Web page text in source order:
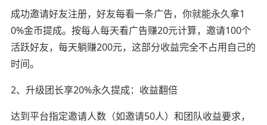
成功邀请好友注册，好友每看一条广告，你就能永久拿1
0%金币提成。按每人每天看广告赚20元计算，邀请100个
活跃好友，每天躺赚200元，这部分收益完全不占用自己的
时间。
2、升级团长享20%永久提成：收益翻倍
达到平台指定邀请人数（如邀请50人）和团队收益要求，